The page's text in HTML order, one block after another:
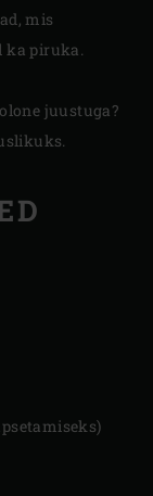
mis
ka piruka.
juustuga?